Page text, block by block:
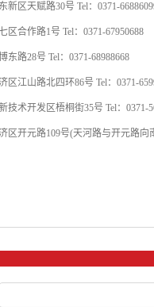
区天赋路30号 Tel：0371-
合作路1号 Tel：0371-67950688
路28号 Tel：0371-68988668
区江山路北四环86号 Tel：0371-
技术开发区梧桐街35号 Tel：0371-
区开元路109号(天河路与开元路向